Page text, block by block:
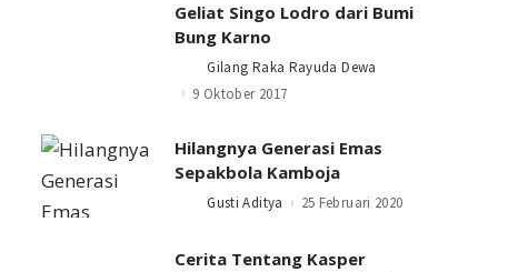
Geliat Singo Lodro dari Bumi
Bung Karno
Posted
by
Gilang Raka Rayuda Dewa
9 Oktober 2017
Hilangnya Generasi Emas
Sepakbola Kamboja
PostedGusti Aditya 25 Februari 2020
Cerita Tentang Kasper